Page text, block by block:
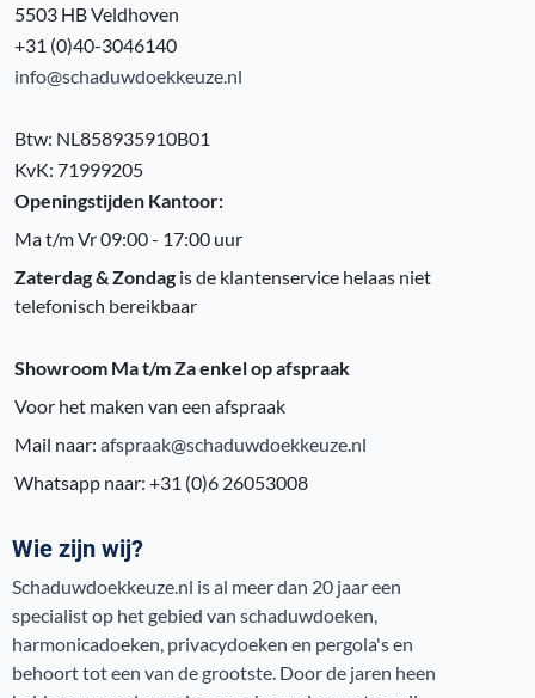
5503 HB Veldhoven
+31 (0)40-3046140
info@schaduwdoekkeuze.nl
Btw: NL858935910B01
KvK: 71999205
Openingstijden Kantoor:
Ma t/m Vr 09:00 - 17:00 uur
Zaterdag & Zondag is de klantenservice helaas niet
telefonisch bereikbaar
Showroom Ma t/m Za enkel op afspraak
Voor het maken van een afspraak
Mail naar: afspraak@schaduwdoekkeuze.nl
Whatsapp naar: +31 (0)6 26053008
Wie zijn wij?
Schaduwdoekkeuze.nl is al meer dan 20 jaar een
specialist op het gebied van schaduwdoeken,
harmonicadoeken, privacydoeken en pergola's en
behoort tot een van de grootste. Door de jaren heen